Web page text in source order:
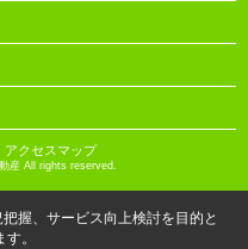
アクセスマップ
産 All rights reserved.
握、サービス向上検討を目的と
。